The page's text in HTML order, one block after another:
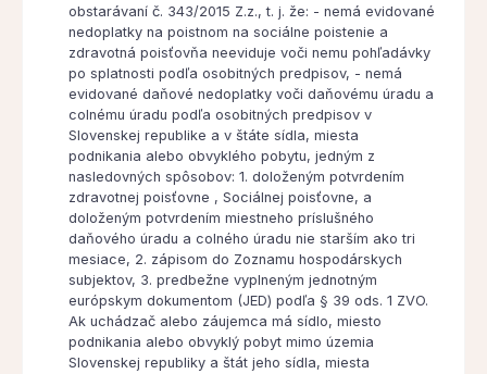
obstarávaní č. 343/2015 Z.z., t. j. že: - nemá evidované
nedoplatky na poistnom na sociálne poistenie a
zdravotná poisťovňa neeviduje voči nemu pohľadávky
po splatnosti podľa osobitných predpisov, - nemá
evidované daňové nedoplatky voči daňovému úradu a
colnému úradu podľa osobitných predpisov v
Slovenskej republike a v štáte sídla, miesta
podnikania alebo obvyklého pobytu, jedným z
nasledovných spôsobov: 1. doloženým potvrdením
zdravotnej poisťovne , Sociálnej poisťovne, a
doloženým potvrdením miestneho príslušného
daňového úradu a colného úradu nie starším ako tri
mesiace, 2. zápisom do Zoznamu hospodárskych
subjektov, 3. predbežne vyplneným jednotným
európskym dokumentom (JED) podľa § 39 ods. 1 ZVO.
Ak uchádzač alebo záujemca má sídlo, miesto
podnikania alebo obvyklý pobyt mimo územia
Slovenskej republiky a štát jeho sídla, miesta